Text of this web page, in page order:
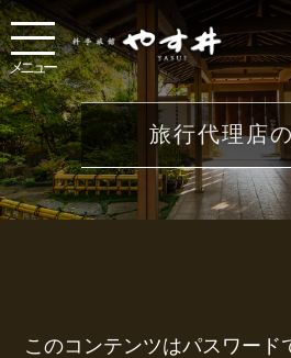
メニュー
旅行代理店
このコンテンツはパスワード